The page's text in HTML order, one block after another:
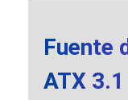
Fuente
ATX